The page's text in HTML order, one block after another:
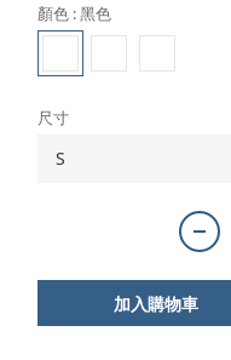
顏色 : 黑色
尺寸
加入購物車